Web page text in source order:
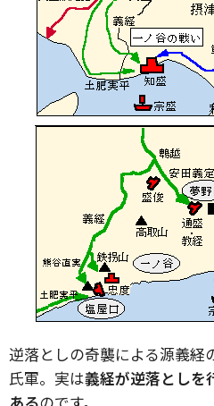
逆落としの奇襲による源義経
氏軍。実は義経が逆落としを